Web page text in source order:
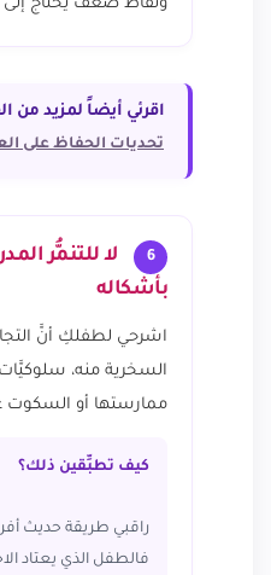
ونقاط ضعف يحتاج إلى
اقرئي أيضاً لمزيد من
تحديات الحفاظ على
6
لا للتنمُّر
بأشكاله
اشرحي لطفلكِ أنَّ
السخرية منه، سلوكيَّات
ممارستها أو السكوت
كيف تطبِّقين ذلك؟
راقبي طريقة حديث
فالطفل الذي يعتاد